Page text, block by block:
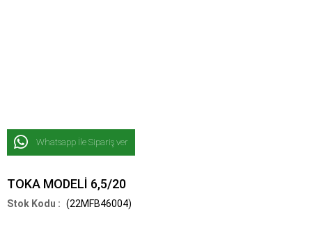
Whatsapp İle Sipariş ver
TOKA MODELİ 6,5/20
(22MFB46004)